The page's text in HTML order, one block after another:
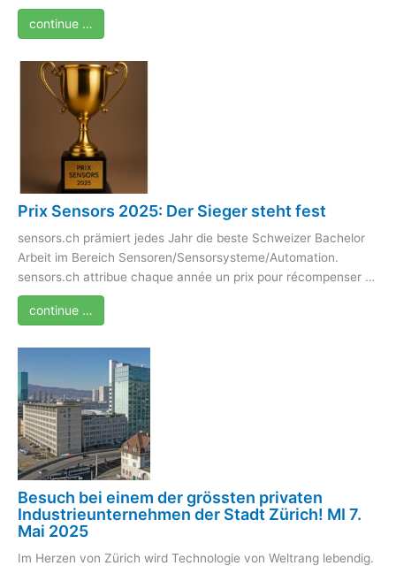
continue …
Prix Sensors 2025: Der Sieger steht fest
sensors.ch prämiert jedes Jahr die beste Schweizer Bachelor
Arbeit im Bereich Sensoren/Sensorsysteme/Automation.
sensors.ch attribue chaque année un prix pour récompenser …
continue …
Besuch bei einem der grössten privaten
Industrieunternehmen der Stadt Zürich! MI 7.
Mai 2025
Im Herzen von Zürich wird Technologie von Weltrang lebendig.